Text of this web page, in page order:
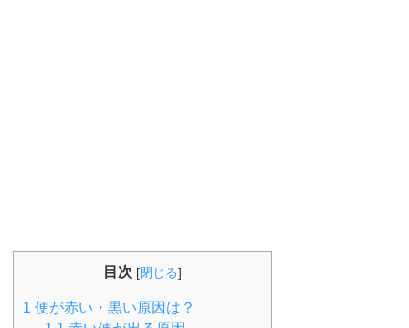
目次 [閉じる]
1 便が赤い・黒い原因は？